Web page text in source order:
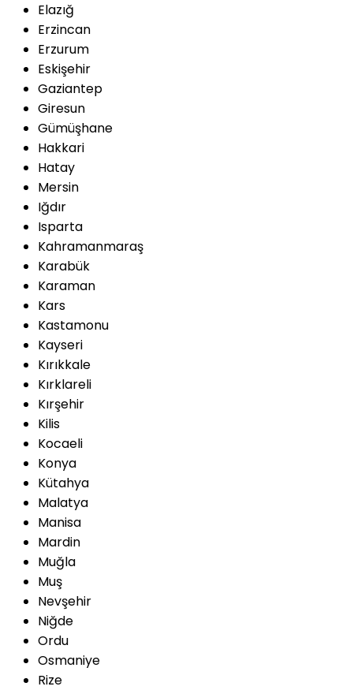
Elazığ
Erzincan
Erzurum
Eskişehir
Gaziantep
Giresun
Gümüşhane
Hakkari
Hatay
Mersin
Iğdır
Isparta
Kahramanmaraş
Karabük
Karaman
Kars
Kastamonu
Kayseri
Kırıkkale
Kırklareli
Kırşehir
Kilis
Kocaeli
Konya
Kütahya
Malatya
Manisa
Mardin
Muğla
Muş
Nevşehir
Niğde
Ordu
Osmaniye
Rize